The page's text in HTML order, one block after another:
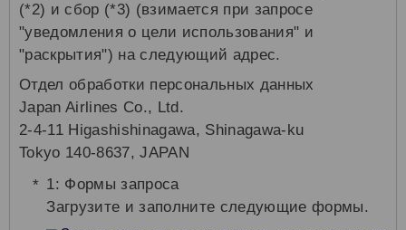
(*2) и сбор (*3) (взимается при запросе
"уведомления о цели использования" и
"раскрытия") на следующий адрес.
Отдел обработки персональных данных
Japan Airlines Co., Ltd.
2-4-11 Higashishinagawa, Shinagawa-ku
Tokyo 140-8637, JAPAN
1: Формы запроса
Загрузите и заполните следующие формы.